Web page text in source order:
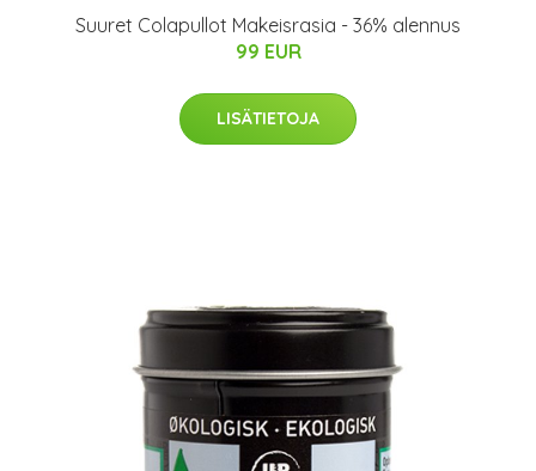
Suuret Colapullot Makeisrasia - 36% alennus
99 EUR
LISÄTIETOJA